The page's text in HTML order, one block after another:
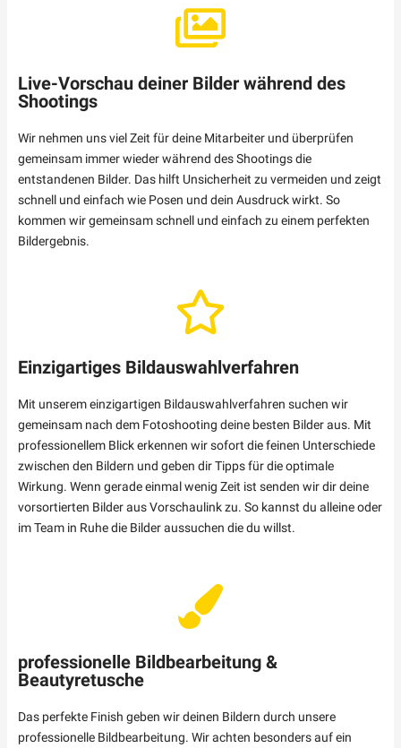
Live-Vorschau deiner Bilder während des
Shootings
Wir nehmen uns viel Zeit für deine Mitarbeiter und überprüfen
gemeinsam immer wieder während des Shootings die
entstandenen Bilder. Das hilft Unsicherheit zu vermeiden und zeigt
schnell und einfach wie Posen und dein Ausdruck wirkt. So
kommen wir gemeinsam schnell und einfach zu einem perfekten
Bildergebnis.
Einzigartiges Bildauswahlverfahren
Mit unserem einzigartigen Bildauswahlverfahren suchen wir
gemeinsam nach dem Fotoshooting deine besten Bilder aus. Mit
professionellem Blick erkennen wir sofort die feinen Unterschiede
zwischen den Bildern und geben dir Tipps für die optimale
Wirkung. Wenn gerade einmal wenig Zeit ist senden wir dir deine
vorsortierten Bilder aus Vorschaulink zu. So kannst du alleine oder
im Team in Ruhe die Bilder aussuchen die du willst.
professionelle Bildbearbeitung &
Beautyretusche
Das perfekte Finish geben wir deinen Bildern durch unsere
professionelle Bildbearbeitung. Wir achten besonders auf ein